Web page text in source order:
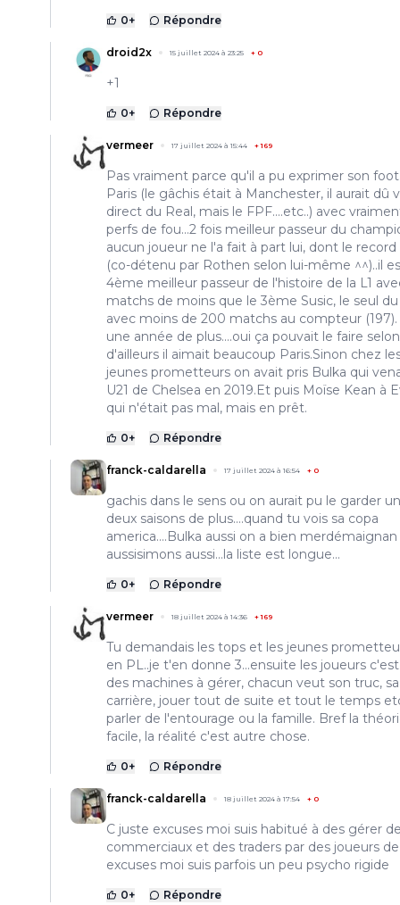
0+ Répondre
droid2x 15 juillet 2024 à 23:25 + 0
+1
0+ Répondre
vermeer 17 juillet 2024 à 15:44 +169
Pas vraiment parce qu'il a pu exprimer son
Paris (le gâchis était à Manchester, il aurait dû
direct du Real, mais le FPF....etc..) avec
perfs de fou...2 fois meilleur passeur du
aucun joueur ne l'a fait à part lui, dont le
(co-détenu par Rothen selon lui-même ^^)..il
4ème meilleur passeur de l'histoire de la L1
matchs de moins que le 3ème Susic, le seul
avec moins de 200 matchs au compteur (197).
une année de plus....oui ça pouvait le faire
d'ailleurs il aimait beaucoup Paris.Sinon chez
jeunes prometteurs on avait pris Bulka qui
U21 de Chelsea en 2019.Et puis Moïse Kean à
qui n'était pas mal, mais en prêt.
0+ Répondre
franck-caldarella 17 juillet 2024 à 16:54 + 0
gachis dans le sens ou on aurait pu le garder
deux saisons de plus....quand tu vois sa copa
america....Bulka aussi on a bien merdémaignan
aussisimons aussi...la liste est longue...
0+ Répondre
vermeer 18 juillet 2024 à 14:36 +169
Tu demandais les tops et les jeunes
en PL..je t'en donne 3...ensuite les joueurs
des machines à gérer, chacun veut son truc, sa
carrière, jouer tout de suite et tout le temps
parler de l'entourage ou la famille. Bref la
facile, la réalité c'est autre chose.
0+ Répondre
franck-caldarella 18 juillet 2024 à 17:54 + 0
C juste excuses moi suis habitué à des gérer
commerciaux et des traders par des joueurs
excuses moi suis parfois un peu psycho rigide
0+ Répondre